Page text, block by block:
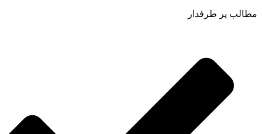
مطالب پر طرفدار